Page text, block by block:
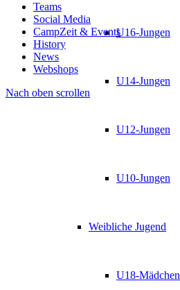
U16-Jungen
U14-Jungen
U12-Jungen
U10-Jungen
Weibliche Jugend
U18-Mädchen
Teams
Social Media
CampZeit & Events
History
News
Webshops
Nach oben scrollen